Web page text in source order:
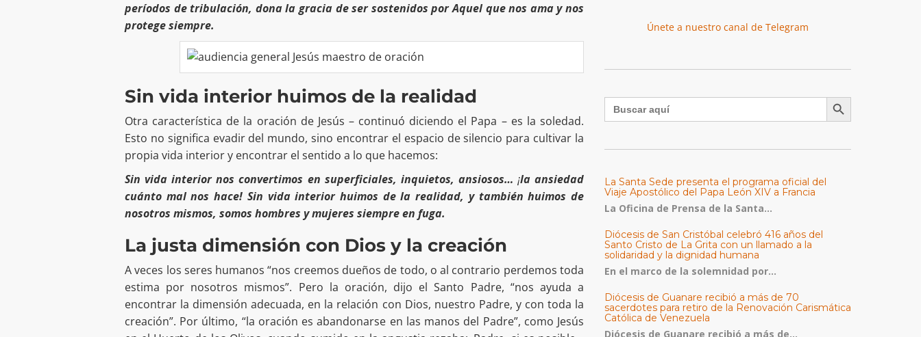
períodos de tribulación, dona la gracia de ser sostenidos por Aquel que nos ama y nos
protege siempre.
Sin vida interior huimos de la realidad
Otra característica de la oración de Jesús – continuó diciendo el Papa – es la soledad.
Esto no significa evadir del mundo, sino encontrar el espacio de silencio para cultivar la
propia vida interior y encontrar el sentido a lo que hacemos:
Sin vida interior nos convertimos en superficiales, inquietos, ansiosos… ¡la ansiedad
cuánto mal nos hace! Sin vida interior huimos de la realidad, y también huimos de
nosotros mismos, somos hombres y mujeres siempre en fuga.
La justa dimensión con Dios y la creación
A veces los seres humanos “nos creemos dueños de todo, o al contrario perdemos toda
estima por nosotros mismos”. Pero la oración, dijo el Santo Padre, “nos ayuda a
encontrar la dimensión adecuada, en la relación con Dios, nuestro Padre, y con toda la
creación”. Por último, “la oración es abandonarse en las manos del Padre”, como Jesús
Únete a nuestro canal de Telegram
Buscar: Botón de búsqueda
La Santa Sede presenta el programa oficial del
Viaje Apostólico del Papa León XIV a Francia
La Oficina de Prensa de la Santa...
Diócesis de San Cristóbal celebró 416 años del
Santo Cristo de La Grita con un llamado a la
solidaridad y la dignidad humana
En el marco de la solemnidad por...
Diócesis de Guanare recibió a más de 70
sacerdotes para retiro de la Renovación Carismática
Católica de Venezuela
Diócesis de Guanare recibió a más de...